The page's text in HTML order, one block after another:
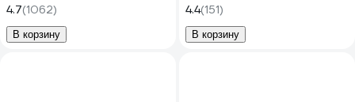
4.7(1062)
В корзину
4.4(151)
В корзину